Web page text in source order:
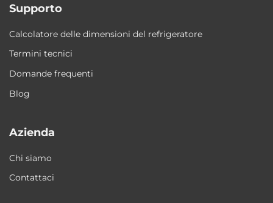
Supporto
Calcolatore delle dimensioni del refrigeratore
Termini tecnici
Domande frequenti
Blog
Azienda
Chi siamo
Contattaci